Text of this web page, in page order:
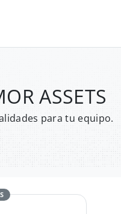
ASSETS
para tu equipo.